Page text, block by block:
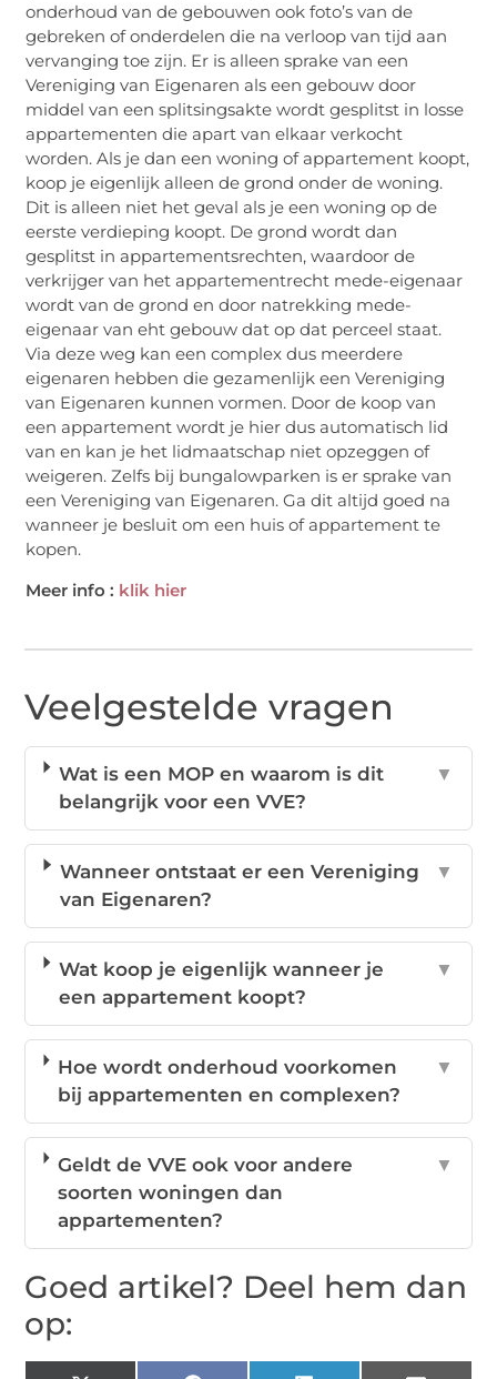
onderhoud van de gebouwen ook foto’s van de
gebreken of onderdelen die na verloop van tijd aan
vervanging toe zijn. Er is alleen sprake van een
Vereniging van Eigenaren als een gebouw door
middel van een splitsingsakte wordt gesplitst in losse
appartementen die apart van elkaar verkocht
worden. Als je dan een woning of appartement koopt,
koop je eigenlijk alleen de grond onder de woning.
Dit is alleen niet het geval als je een woning op de
eerste verdieping koopt. De grond wordt dan
gesplitst in appartementsrechten, waardoor de
verkrijger van het appartementrecht mede-eigenaar
wordt van de grond en door natrekking mede-
eigenaar van eht gebouw dat op dat perceel staat.
Via deze weg kan een complex dus meerdere
eigenaren hebben die gezamenlijk een Vereniging
van Eigenaren kunnen vormen. Door de koop van
een appartement wordt je hier dus automatisch lid
van en kan je het lidmaatschap niet opzeggen of
weigeren. Zelfs bij bungalowparken is er sprake van
een Vereniging van Eigenaren. Ga dit altijd goed na
wanneer je besluit om een huis of appartement te
kopen.
Meer info : klik hier
Veelgestelde vragen
Wat is een MOP en waarom is dit
belangrijk voor een VVE?
▼
Wanneer ontstaat er een Vereniging
van Eigenaren?
▼
Wat koop je eigenlijk wanneer je
een appartement koopt?
▼
Hoe wordt onderhoud voorkomen
bij appartementen en complexen?
▼
Geldt de VVE ook voor andere
soorten woningen dan
appartementen?
▼
Goed artikel? Deel hem dan
op: